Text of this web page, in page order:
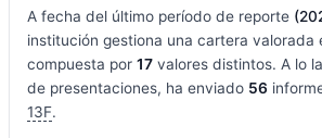
A fecha del último período de reporte
institución gestiona una cartera valorada
compuesta por 17valores distintos. A lo
de presentaciones, ha enviado 56
13F.